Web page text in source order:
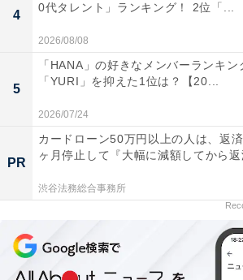
1位に輝いたのは、「チーズガーデン
ズケーキ」でした。那須高原の専用
焼き上げるベイクドチーズケーキです
をブレンドした濃厚な味わいと、し
魅力。那須の豊かな自然を楽しんだ
て、幅広い世代から圧倒的な人気を誇
回答者からは「『御用邸チーズケー
人気のチーズ専門店・チーズガーデン
厚でしっとりした味わいが幅広い年齢
菓子です」（50代男性／東京都）、「
4
0代タレント」ランキング！ 2位「...
2026/08/08
5
「HANA」の好きなメンバーランキン
「YURI」を抑えた1位は？【20...
2026/07/24
PR
カードローン50万円以上の人は、返
ヶ月停止して『大幅に減額してから返
渋谷法務総合事務所